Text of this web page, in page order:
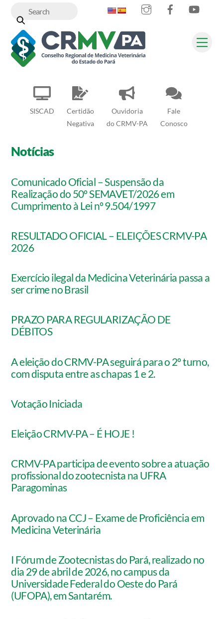
content
SISCAD
Certidão
Negativa
Ouvidoria
do CRMV-PA
Fale
Conosco
InstagramFacebook
Notícias
Comunicado Oficial – Suspensão da
Realização do 50º SEMAVET/2026 em
Cumprimento à Lei nº 9.504/1997
RESULTADO OFICIAL – ELEIÇÕES CRMV-PA
2026
Exercício ilegal da Medicina Veterinária passa a
ser crime no Brasil
PRAZO PARA REGULARIZAÇÃO DE
DÉBITOS
A eleição do CRMV-PA seguirá para o 2º turno,
com disputa entre as chapas 1 e 2.
Votação Iniciada
Eleição CRMV-PA – É HOJE !
CRMV-PA participa de evento sobre a atuação
profissional do zootecnista na UFRA
Paragominas
Aprovado na CCJ – Exame de Proficiência em
Medicina Veterinária
I Fórum de Zootecnistas do Pará, realizado no
dia 29 de abril de 2026, no campus da
Universidade Federal do Oeste do Pará
(UFOPA), em Santarém.